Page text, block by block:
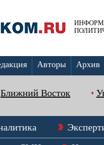
Авторы Архив
Ближний Восток